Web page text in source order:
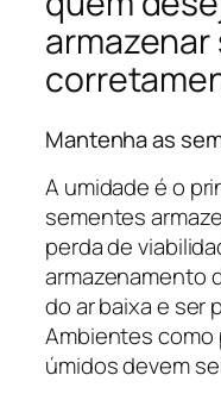
Mantenha as
A umidade é o
sementes
perda de
armazenamento
do ar baixa e ser
Ambientes
úmidos devem